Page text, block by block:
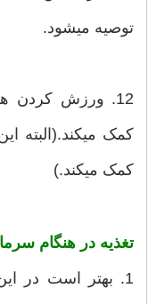
توصیه میشود.
12. ورزش کردن
کمک میکند.(البته
کمک میکند.)
تغذیه در هنگام
1. بهتر است در